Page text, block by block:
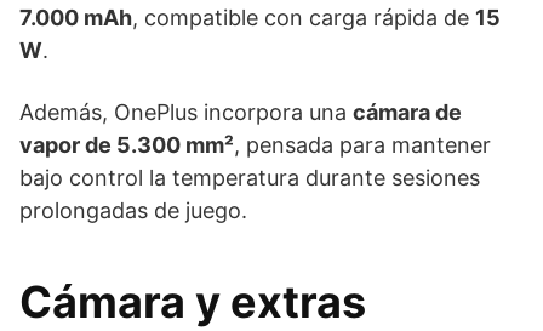
7.000 mAh, compatible con carga rápida de 15
W.
Además, OnePlus incorpora una cámara de
vapor de 5.300 mm², pensada para mantener
bajo control la temperatura durante sesiones
prolongadas de juego.
Cámara y extras